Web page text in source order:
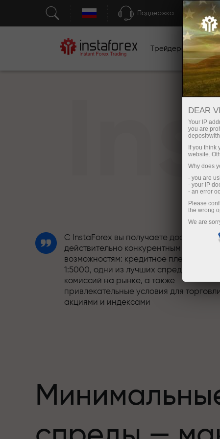
Поддержка
Трейдерам
С InstaForex вы получаете доступ к
действительно конкурентным
возможностям: кредитное плечо до
1:5000, одни из лучших спредов и
комиссий на рынке, а также
привлекательные условия для торговли
акциями и индексами
предложениями
Лопрайс привносит элементы драйва
DEAR
Your IP
you are
deposit/
If you think
website.
Why does
- you are
- your IP
- an error
Please
the wrong
We are